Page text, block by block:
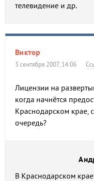
телевидение и др.
Виктор
3 сентября 2007, 14:06
Лицензии на
когда начнётся
Краснодарском крае,
очередь?
В Краснодарском крае